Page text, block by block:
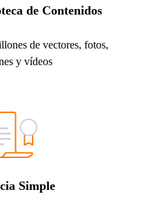
de Contenidos
de vectores, fotos,
y vídeos
Simple